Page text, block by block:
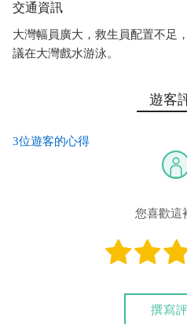
交通資訊
大灣幅員廣大，救生員配置不足
議在大灣戲水游泳。
遊客
3位遊客的心得
您喜歡這
撰寫